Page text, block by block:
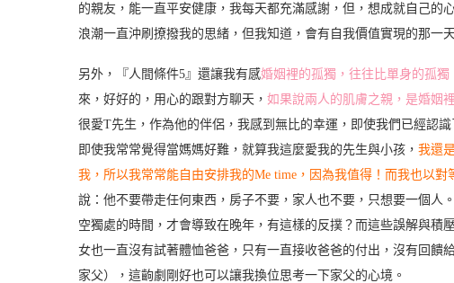
的親友，能一直平安健康，我每天都充滿感謝，但，想成就自己的
浪潮一直沖刷撩撥我的思緒，但我知道，會有自我價值實現的那一
另外，『人間條件5』還讓我有感婚姻裡的孤獨，往往比單身的孤獨
來，好好的，用心的跟對方聊天， 如果說兩人的肌膚之親，是婚姻
很愛T先生，作為他的伴侶，我感到無比的幸運，即使我們已經認
即使我常常覺得當媽媽好難，就算我這麼愛我的先生與小孩， 我還
我，所以我常常能自由安排我的Me time，因為我值得！而我也以對
說：他不要帶走任何東西，房子不要，家人也不要，只想要一個人
空獨處的時間，才會導致在晚年，有這樣的反撲？而這些誤解與積
女也一直沒有試著體恤爸爸，只有一直接收爸爸的付出，沒有回饋
家父），這齣劇剛好也可以讓我換位思考一下家父的心境。